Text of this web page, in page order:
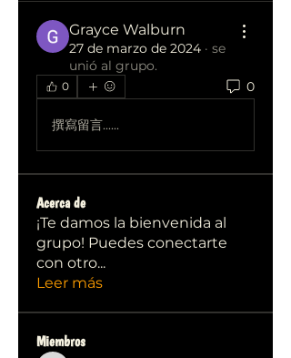
Grayce Walburn
27 de marzo de 2024 · se
unió al grupo.
0 0
撰寫留言......
Acerca de
¡Te damos la bienvenida al
grupo! Puedes conectarte
con otro...
Leer más
Miembros